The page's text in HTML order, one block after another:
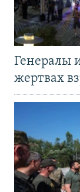
Генералы
жертвах